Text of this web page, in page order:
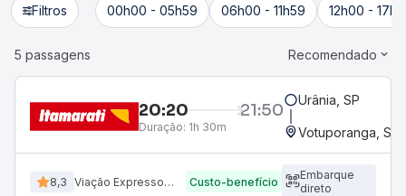
Filtros 00h00 - 05h59 06h00 - 11h59 12h00 -
5 passagens Recomendado
20:20 21:50
Duração: 1h 30m
Urânia, SP
Votuporanga, SP
8,3 Viação Expresso Itamarati Custo-benefício
Embarque
direto